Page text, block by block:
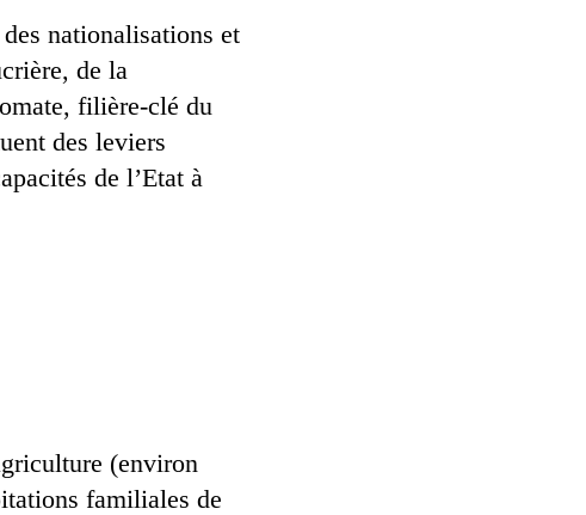
nationalisations et
de la
filière-clé du
des leviers
de l’Etat à
(environ
familiales de